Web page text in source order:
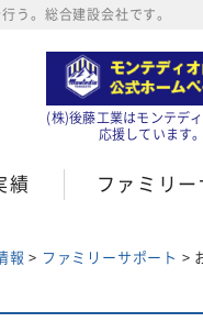
う。総合建設会社です。
(株)後藤工業はモンテデ
応援しています。
績 ファミリ
報 > ファミリーサポート >